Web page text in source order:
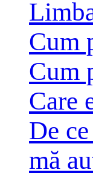
Cum
Cum
Care
De
mă